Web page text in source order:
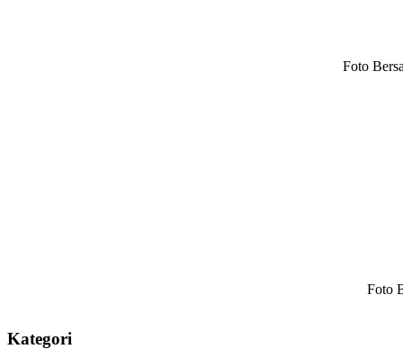
Foto
Foto
Kategori